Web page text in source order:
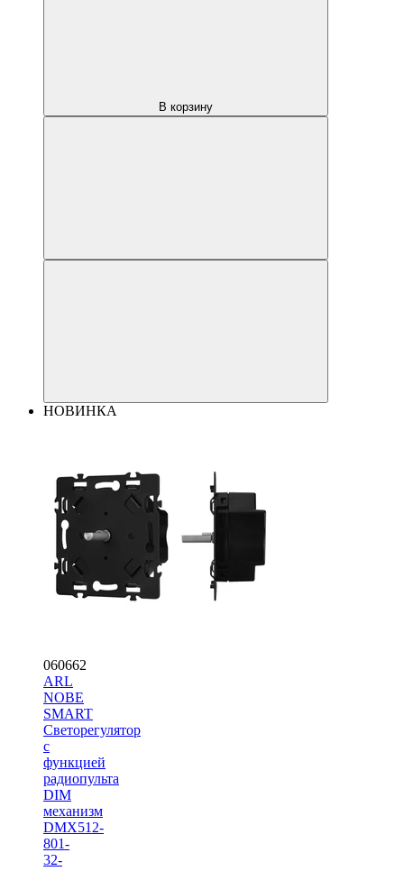
В корзину
НОВИНКА
060662
ARL
NOBE
SMART
Светорегулятор
с
функцией
радиопульта
DIM
механизм
DMX512-
801-
32-